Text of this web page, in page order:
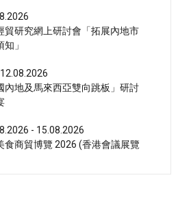
貿研究網上研討會「拓展內地市
」
12.08.2026
內地及馬來西亞雙向跳板」研討
- 15.08.2026
食商貿博覽 2026 (香港會議展覽
港國際茶展 2026 (香港會議展覽